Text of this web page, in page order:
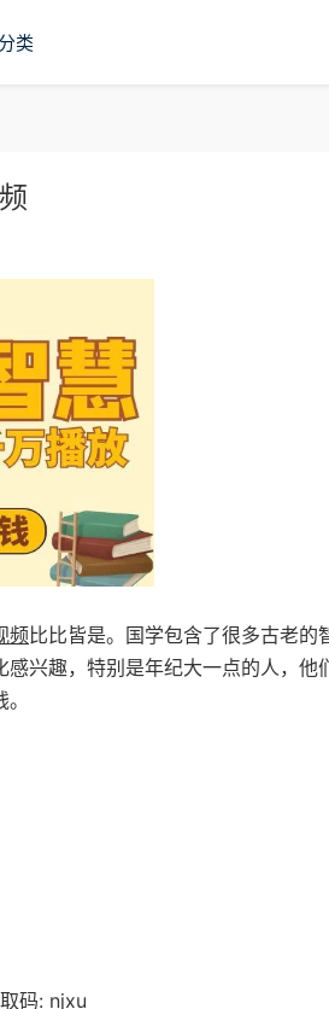
类
频比比皆是。国学包含了很多古老的
兴趣，特别是年纪大一点的人，他
码: njxu